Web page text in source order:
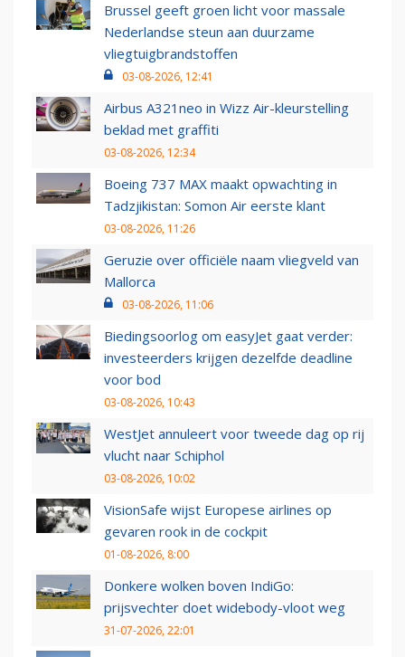
Brussel geeft groen licht voor massale
Nederlandse steun aan duurzame
vliegtuigbrandstoffen
03-08-2026, 12:41
Airbus A321neo in Wizz Air-kleurstelling
beklad met graffiti
03-08-2026, 12:34
Boeing 737 MAX maakt opwachting in
Tadzjikistan: Somon Air eerste klant
03-08-2026, 11:26
Geruzie over officiële naam vliegveld van
Mallorca
03-08-2026, 11:06
Biedingsoorlog om easyJet gaat verder:
investeerders krijgen dezelfde deadline
voor bod
03-08-2026, 10:43
WestJet annuleert voor tweede dag op rij
vlucht naar Schiphol
03-08-2026, 10:02
VisionSafe wijst Europese airlines op
gevaren rook in de cockpit
01-08-2026, 8:00
Donkere wolken boven IndiGo:
prijsvechter doet widebody-vloot weg
31-07-2026, 22:01